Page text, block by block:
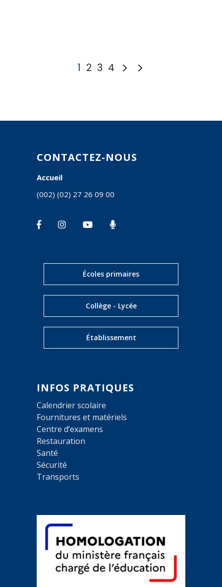
1 2 3 4
CONTACTEZ-NOUS
Accueil
(002) (02) 27 26 09 00
Écoles primaires
Collège - Lycée
Établissement
INFOS PRATIQUES
Calendrier scolaire
Fournitures et matériels
Centre d’examens
Restauration
Santé
Sécurité
Transports